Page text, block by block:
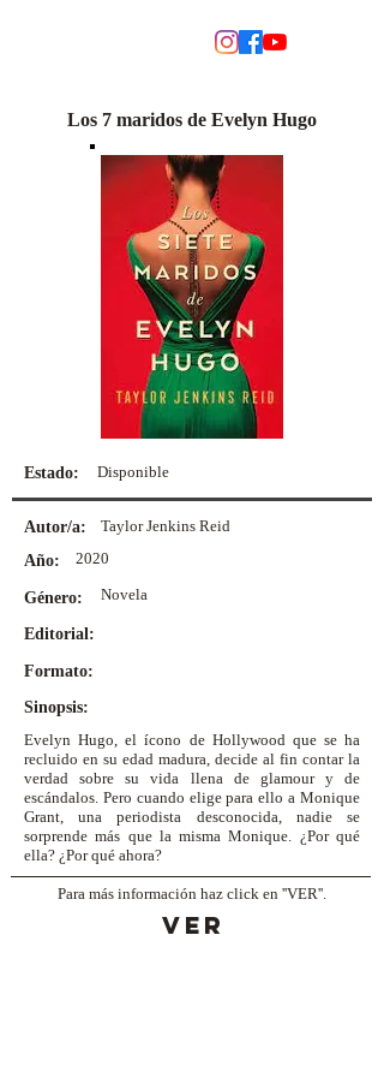
Los 7 maridos de Evelyn Hugo
Estado: Disponible
Autor/a:
Taylor Jenkins Reid
Año:
2020
Género: Novela
Editorial:
Formato:
Sinopsis:
Evelyn Hugo, el ícono de Hollywood que se ha
recluido en su edad madura, decide al fin contar la
verdad sobre su vida llena de glamour y de
escándalos. Pero cuando elige para ello a Monique
Grant, una periodista desconocida, nadie se
sorprende más que la misma Monique. ¿Por qué
ella? ¿Por qué ahora?
Para más información haz click en ''VER''.
VER